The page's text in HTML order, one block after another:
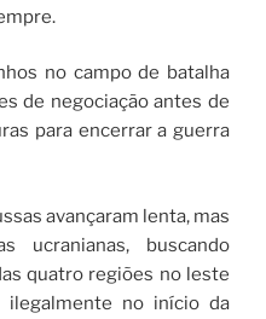
no campo de batalha
de negociação antes de
para encerrar a guerra
avançaram lenta, mas
ucranianas, buscando
quatro regiões no leste
no início da